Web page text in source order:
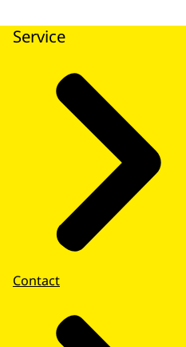
Service
Contact